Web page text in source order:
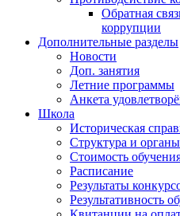
Обратная
коррупции
Дополнительные разделы
Новости
Доп. занятия
Летние программы
Анкета
Школа
Историческая
Структура и
Стоимость
Расписание
Результаты
Результативность